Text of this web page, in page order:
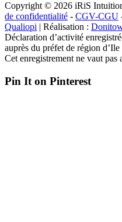
Copyright © 2026 iRiS
de confidentialité - CGV-CGU
Qualiopi | Réalisation :
Déclaration d’activité
auprès du préfet de région d’Ile
Cet enregistrement ne vaut pas
Pin It on Pinterest